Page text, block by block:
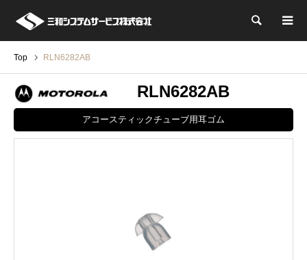
検索
Top RLN6282AB
RLN6282AB
アコースティックチューブ用耳ゴム